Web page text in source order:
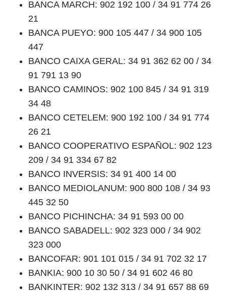
BANCA MARCH: 902 192 100 / 34 91 774 26
21
BANCA PUEYO: 900 105 447 / 34 900 105
447
BANCO CAIXA GERAL: 34 91 362 62 00 / 34
91 791 13 90
BANCO CAMINOS: 902 100 845 / 34 91 319
34 48
BANCO CETELEM: 900 192 100 / 34 91 774
26 21
BANCO COOPERATIVO ESPAÑOL: 902 123
209 / 34 91 334 67 82
BANCO INVERSIS: 34 91 400 14 00
BANCO MEDIOLANUM: 900 800 108 / 34 93
445 32 50
BANCO PICHINCHA: 34 91 593 00 00
BANCO SABADELL: 902 323 000 / 34 902
323 000
BANCOFAR: 901 101 015 / 34 91 702 32 17
BANKIA: 900 10 30 50 / 34 91 602 46 80
BANKINTER: 902 132 313 / 34 91 657 88 69